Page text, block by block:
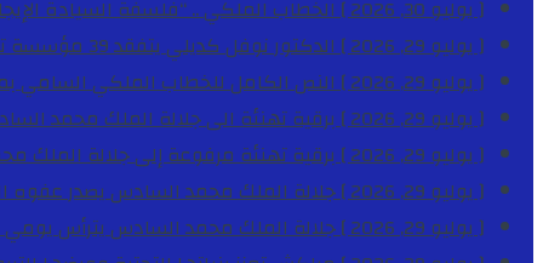
[ يوليو 30, 2026 ]
الخطاب الملكي .. “فلسفة السيادة
[ يوليو 29, 2026 ]
الدكتور نوفل كديلي يتفقد 39 مؤسسة تعليمية بجهة الدار البيضاء-سطات خلال الموسم الدراسي 2025-2026
[ يوليو 29, 2026 ]
النص الكامل للخطاب الملكي السامي بمناسبة الذكرى
[ يوليو 29, 2026 ]
برقية تهنئة الى جلالة الملك محمد
[ يوليو 29, 2026 ]
برقية تهنئة مرفوعة إلى جلالة الملك
[ يوليو 29, 2026 ]
جلالة الملك محمد السادس يصدر عفوه السامي على 1788 شخصا
[ يوليو 29, 2026 ]
جلالة الملك محمد السادس يترأس